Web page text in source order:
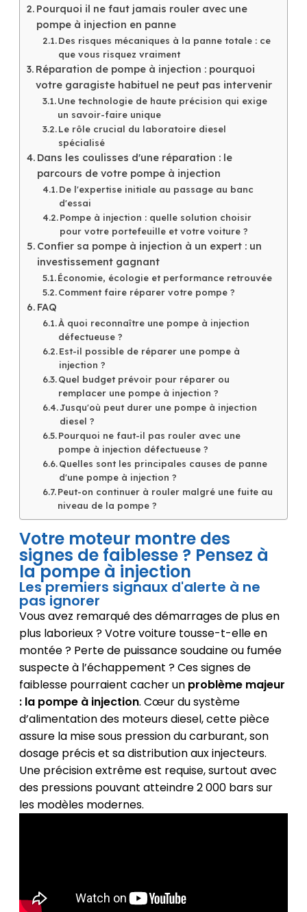
Pourquoi il ne faut jamais rouler avec une
pompe à injection en panne
Des risques mécaniques à la panne totale : ce
que vous risquez vraiment
Réparation de pompe à injection : pourquoi
votre garagiste habituel ne peut pas intervenir
Une technologie de haute précision qui exige
un savoir-faire unique
Le rôle crucial du laboratoire diesel
spécialisé
Dans les coulisses d'une réparation : le
parcours de votre pompe à injection
De l'expertise initiale au passage au banc
d'essai
Pompe à injection : quelle solution choisir
pour votre portefeuille et votre voiture ?
Confier sa pompe à injection à un expert : un
investissement gagnant
Économie, écologie et performance retrouvée
Comment faire réparer votre pompe ?
FAQ
À quoi reconnaître une pompe à injection
défectueuse ?
Est-il possible de réparer une pompe à
injection ?
Quel budget prévoir pour réparer ou
remplacer une pompe à injection ?
Jusqu'où peut durer une pompe à injection
diesel ?
Pourquoi ne faut-il pas rouler avec une
pompe à injection défectueuse ?
Quelles sont les principales causes de panne
d'une pompe à injection ?
Peut-on continuer à rouler malgré une fuite au
niveau de la pompe ?
Votre moteur montre des
signes de faiblesse ? Pensez à
la pompe à injection
Les premiers signaux d'alerte à ne
pas ignorer
Vous avez remarqué des démarrages de plus en
plus laborieux ? Votre voiture tousse-t-elle en
montée ? Perte de puissance soudaine ou fumée
suspecte à l’échappement ? Ces signes de
faiblesse pourraient cacher un problème majeur
: la pompe à injection. Cœur du système
d’alimentation des moteurs diesel, cette pièce
assure la mise sous pression du carburant, son
dosage précis et sa distribution aux injecteurs.
Une précision extrême est requise, surtout avec
des pressions pouvant atteindre 2 000 bars sur
les modèles modernes.